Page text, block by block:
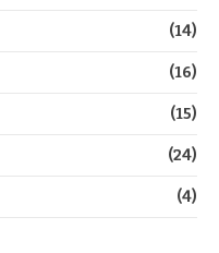
(14)
(16)
(15)
(24)
(4)